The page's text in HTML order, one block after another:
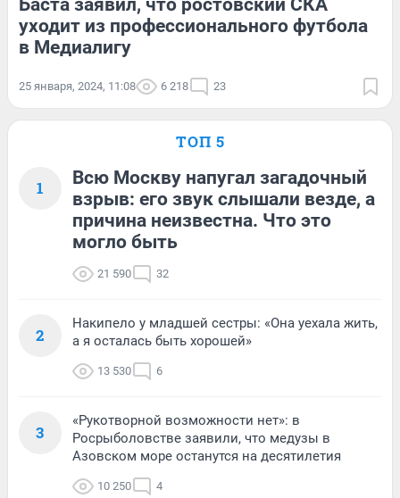
Баста заявил, что ростовский СКА
уходит из профессионального футбола
в Медиалигу
25 января, 2024, 11:08 6 218 23
ТОП 5
1
Всю Москву напугал загадочный
взрыв: его звук слышали везде, а
причина неизвестна. Что это
могло быть
21 590 32
2
Накипело у младшей сестры: «Она уехала жить,
а я осталась быть хорошей»
13 530 6
3
«Рукотворной возможности нет»: в
Росрыболовстве заявили, что медузы в
Азовском море останутся на десятилетия
10 250 4